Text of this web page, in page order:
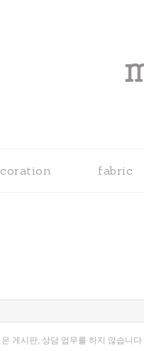
fabric
게시판, 상담 업무를 하지 않습니다